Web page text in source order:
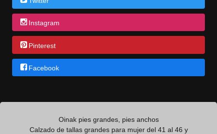
Instagram
Pinterest
Facebook
Oinak pies grandes, pies anchos
Calzado de tallas grandes para mujer del 41 al 46 y